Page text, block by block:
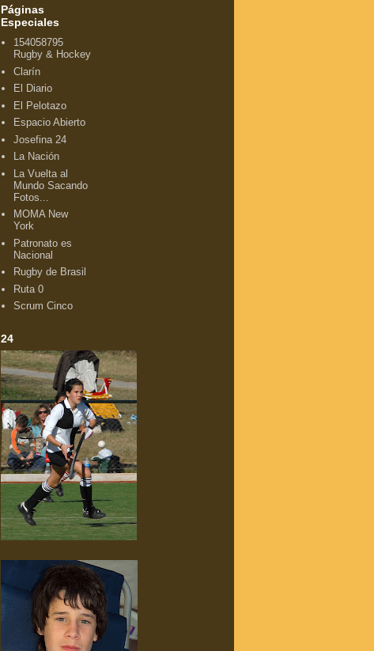
Páginas
Especiales
154058795
Rugby & Hockey
Clarín
El Diario
El Pelotazo
Espacio Abierto
Josefina 24
La Nación
La Vuelta al
Mundo Sacando
Fotos...
MOMA New
York
Patronato es
Nacional
Rugby de Brasil
Ruta 0
Scrum Cinco
24